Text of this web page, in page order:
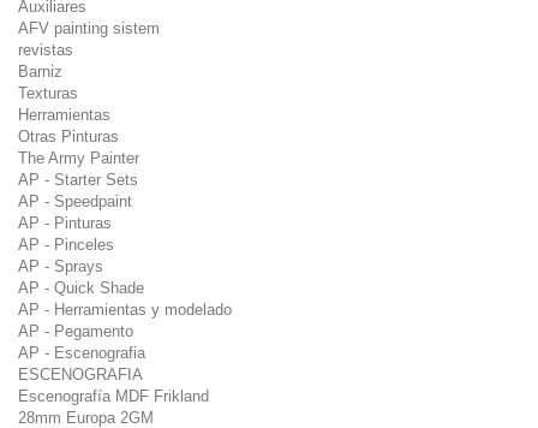
Auxiliares
AFV painting sistem
revistas
Barniz
Texturas
Herramientas
Otras Pinturas
The Army Painter
AP - Starter Sets
AP - Speedpaint
AP - Pinturas
AP - Pinceles
AP - Sprays
AP - Quick Shade
AP - Herramientas y modelado
AP - Pegamento
AP - Escenografia
ESCENOGRAFIA
Escenografía MDF Frikland
28mm Europa 2GM